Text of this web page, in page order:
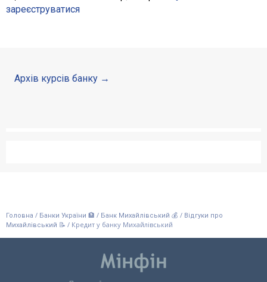
зареєструватися
Архів курсів банку
Головна / Банки України 🏦 / Банк Михайлівський 💰 / Відгуки про
Михайлівський 📝 / Кредит у банку Михайлівський